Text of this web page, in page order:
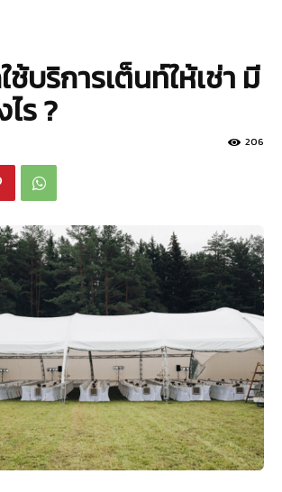
ช้บริการเต็นท์ให้เช่า มี
ร ?
206